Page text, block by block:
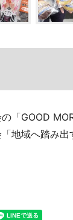
「GOOD
地域へ踏み出